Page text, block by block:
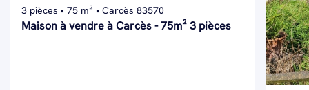
3 pièces • 75 m² • Carcès 83570
Maison à vendre à Carcès - 75m² 3 pièces